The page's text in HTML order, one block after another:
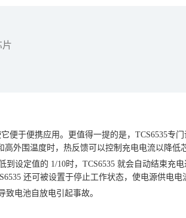
片
便于便携应用。更值得一提的是，TCS6535专
外围温度时，热反馈可以控制充电电流以降低
设定值的 1/10时，TCS6535 就会自动结束充
还可被设置于停止工作状态，使电源供电电
电池自放电引起事故。